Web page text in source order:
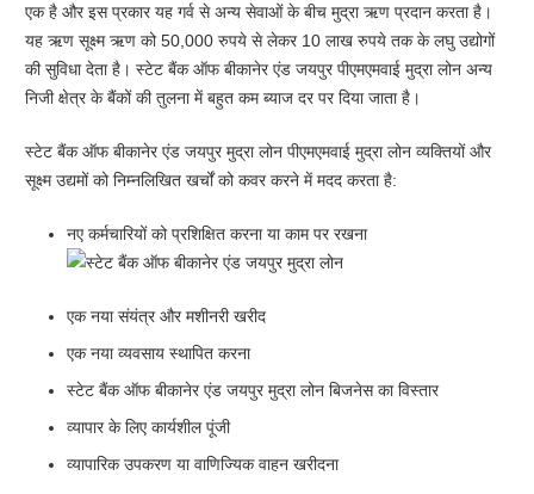
एक है और इस प्रकार यह गर्व से अन्य सेवाओं के बीच मुद्रा ऋण प्रदान करता है।
यह ऋण सूक्ष्म ऋण को 50,000 रुपये से लेकर 10 लाख रुपये तक के लघु उद्योगों
की सुविधा देता है। स्टेट बैंक ऑफ बीकानेर एंड जयपुर पीएमएमवाई मुद्रा लोन अन्य
निजी क्षेत्र के बैंकों की तुलना में बहुत कम ब्याज दर पर दिया जाता है।
स्टेट बैंक ऑफ बीकानेर एंड जयपुर मुद्रा लोन पीएमएमवाई मुद्रा लोन व्यक्तियों और
सूक्ष्म उद्यमों को निम्नलिखित खर्चों को कवर करने में मदद करता है:
नए कर्मचारियों को प्रशिक्षित करना या काम पर रखना
एक नया संयंत्र और मशीनरी खरीद
एक नया व्यवसाय स्थापित करना
स्टेट बैंक ऑफ बीकानेर एंड जयपुर मुद्रा लोन बिजनेस का विस्तार
व्यापार के लिए कार्यशील पूंजी
व्यापारिक उपकरण या वाणिज्यिक वाहन खरीदना